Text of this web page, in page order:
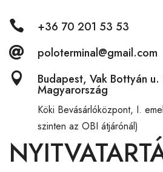
 +36 70 201 53 53
 poloterminal@gmail.com
 Budapest, Vak Bottyán
Magyarország
Köki Bevásárlóközpont, I.
szinten az OBI átjárónál)